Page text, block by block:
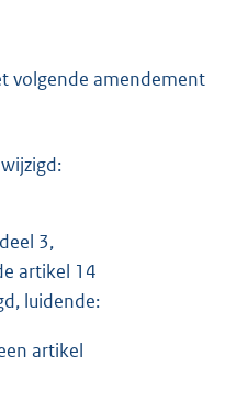
volgende amendement
3,
artikel 14
luidende:
artikel